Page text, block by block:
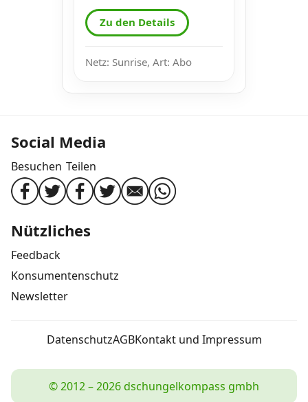
Zu den Details
Netz: Sunrise, Art: Abo
Social Media
Besuchen Teilen
Nützliches
Feedback
Konsumentenschutz
Newsletter
DatenschutzAGBKontakt und Impressum
© 2012 – 2026 dschungelkompass gmbh